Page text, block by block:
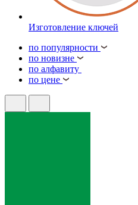
Изготовление ключей
по популярности
по новизне
по алфавиту
по цене